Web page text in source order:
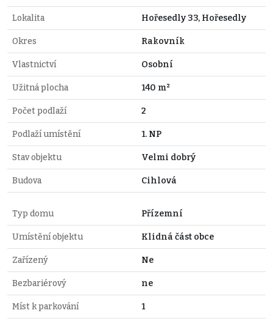
Lokalita Hořesedly 33, Hořesedly
Okres Rakovník
Vlastnictví Osobní
Užitná plocha 140 m²
Počet podlaží 2
Podlaží umístění 1. NP
Stav objektu Velmi dobrý
Budova Cihlová
Typ domu Přízemní
Umístění objektu Klidná část obce
Zařízený Ne
Bezbariérový ne
Míst k parkování 1